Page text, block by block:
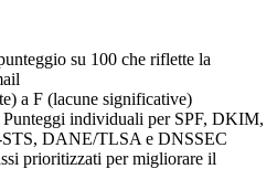
su 100 che riflette la
a F (lacune significative)
Punteggi individuali per SPF, DKIM,
DANE/TLSA e DNSSEC
prioritizzati per migliorare il